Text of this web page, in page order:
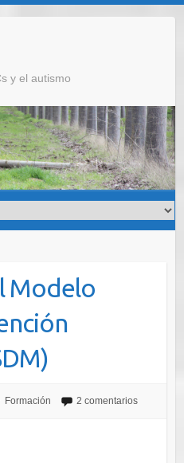
y el autismo
Modelo
Formación 2 comentarios